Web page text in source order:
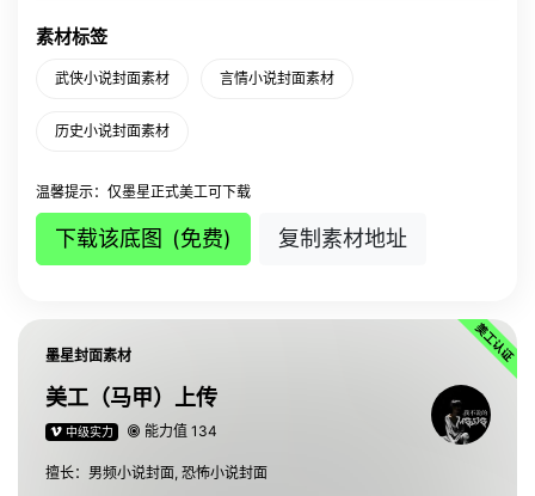
素材标签
武侠小说封面素材 言情小说封面素材
历史小说封面素材
温馨提示：仅墨星正式美工可下载
下载该底图 (免费) 复制素材地址
墨星封面素材
美工（马甲）上传
中级实力 能力值 134
擅长：男频小说封面, 恐怖小说封面
该美工上传了小说封面素材图 素材ID:45187
该美工上传了 小说封面素材图 素材ID:45186
该美工上传了小说封面素材图 素材ID:45185